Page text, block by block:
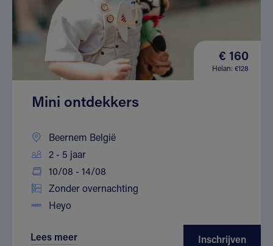
€ 160
Helan: €128
Mini ontdekkers
Beernem België
2 - 5 jaar
10/08 - 14/08
Zonder overnachting
Heyo
Lees meer Inschrijven